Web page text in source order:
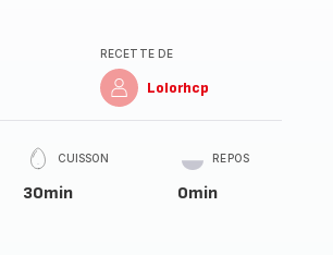
RECETTE DE
Lolorhcp
CUISSON
30min
REPOS
0min